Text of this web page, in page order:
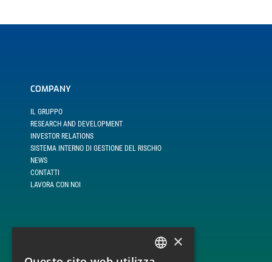
COMPANY
IL GRUPPO
RESEARCH AND DEVELOPMENT
INVESTOR RELATIONS
SISTEMA INTERNO DI GESTIONE DEL RISCHIO
NEWS
CONTATTI
LAVORA CON NOI
BUILD, OPERATE AND TRANSFER
×